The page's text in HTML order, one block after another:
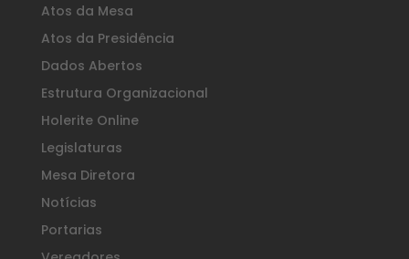
Atos da Mesa
Atos da Presidência
Dados Abertos
Estrutura Organizacional
Holerite Online
Legislaturas
Mesa Diretora
Notícias
Portarias